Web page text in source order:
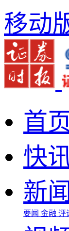
移动
首
快
新闻
要闻 金融 评